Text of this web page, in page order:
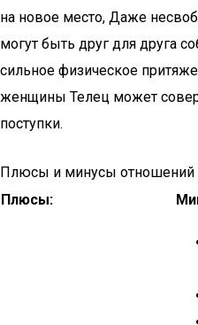
на новое место, Даже
могут быть друг для друга
сильное физическое
женщины Телец может
поступки.
Плюсы и минусы отношений
Плюсы: